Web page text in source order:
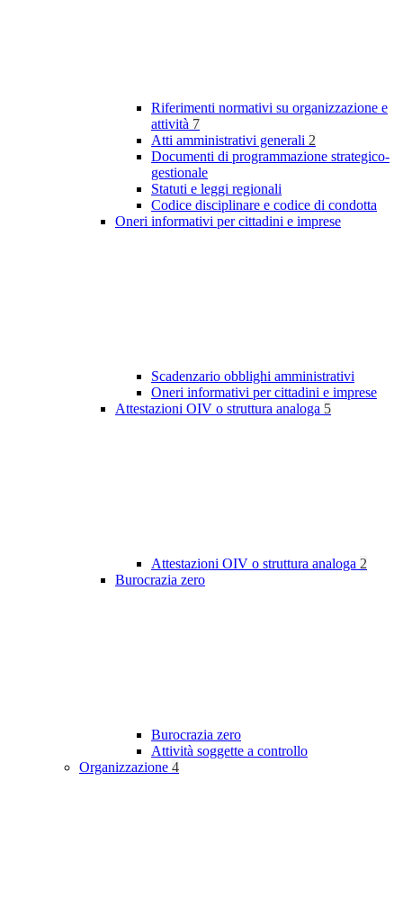
Riferimenti normativi su organizzazione e
attività 7
Atti amministrativi generali 2
Documenti di programmazione strategico-
gestionale
Statuti e leggi regionali
Codice disciplinare e codice di condotta
Oneri informativi per cittadini e imprese
Scadenzario obblighi amministrativi
Oneri informativi per cittadini e imprese
Attestazioni OIV o struttura analoga 5
Attestazioni OIV o struttura analoga 2
Burocrazia zero
Burocrazia zero
Attività soggette a controllo
Organizzazione 4